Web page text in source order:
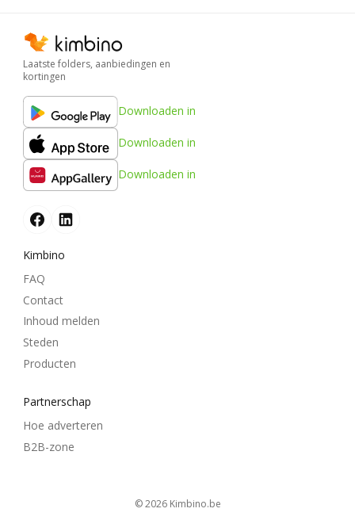
Laatste folders, aanbiedingen en
kortingen
Downloaden in
Downloaden in
Downloaden in
Kimbino
FAQ
Contact
Inhoud melden
Steden
Producten
Partnerschap
Hoe adverteren
B2B-zone
© 2026 kimbino.be